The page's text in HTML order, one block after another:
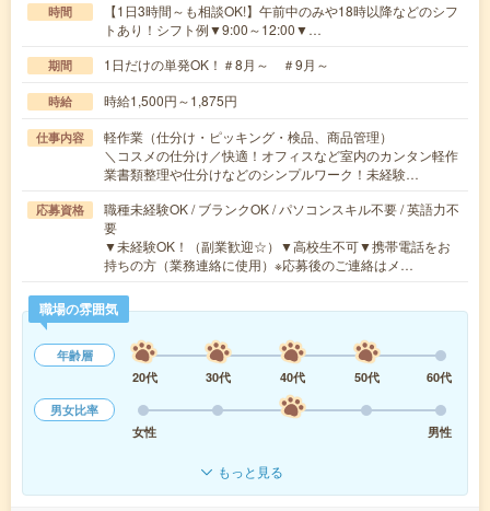
時間
【1日3時間～も相談OK!】午前中のみや18時以降などのシフ
トあり！シフト例▼9:00～12:00▼…
期間 1日だけの単発OK！＃8月～ ＃9月～
時給 時給1,500円～1,875円
仕事内容
軽作業（仕分け・ピッキング・検品、商品管理）
＼コスメの仕分け／快適！オフィスなど室内のカンタン軽作
業書類整理や仕分けなどのシンプルワーク！未経験…
応募資格
職種未経験OK / ブランクOK / パソコンスキル不要 / 英語力不
要
▼未経験OK！（副業歓迎☆）▼高校生不可▼携帯電話をお
持ちの方（業務連絡に使用）※応募後のご連絡はメ…
職場の雰囲気
年齢層
20代
30代 40代 50代
60代
男女比率
女性
男性
もっと見る